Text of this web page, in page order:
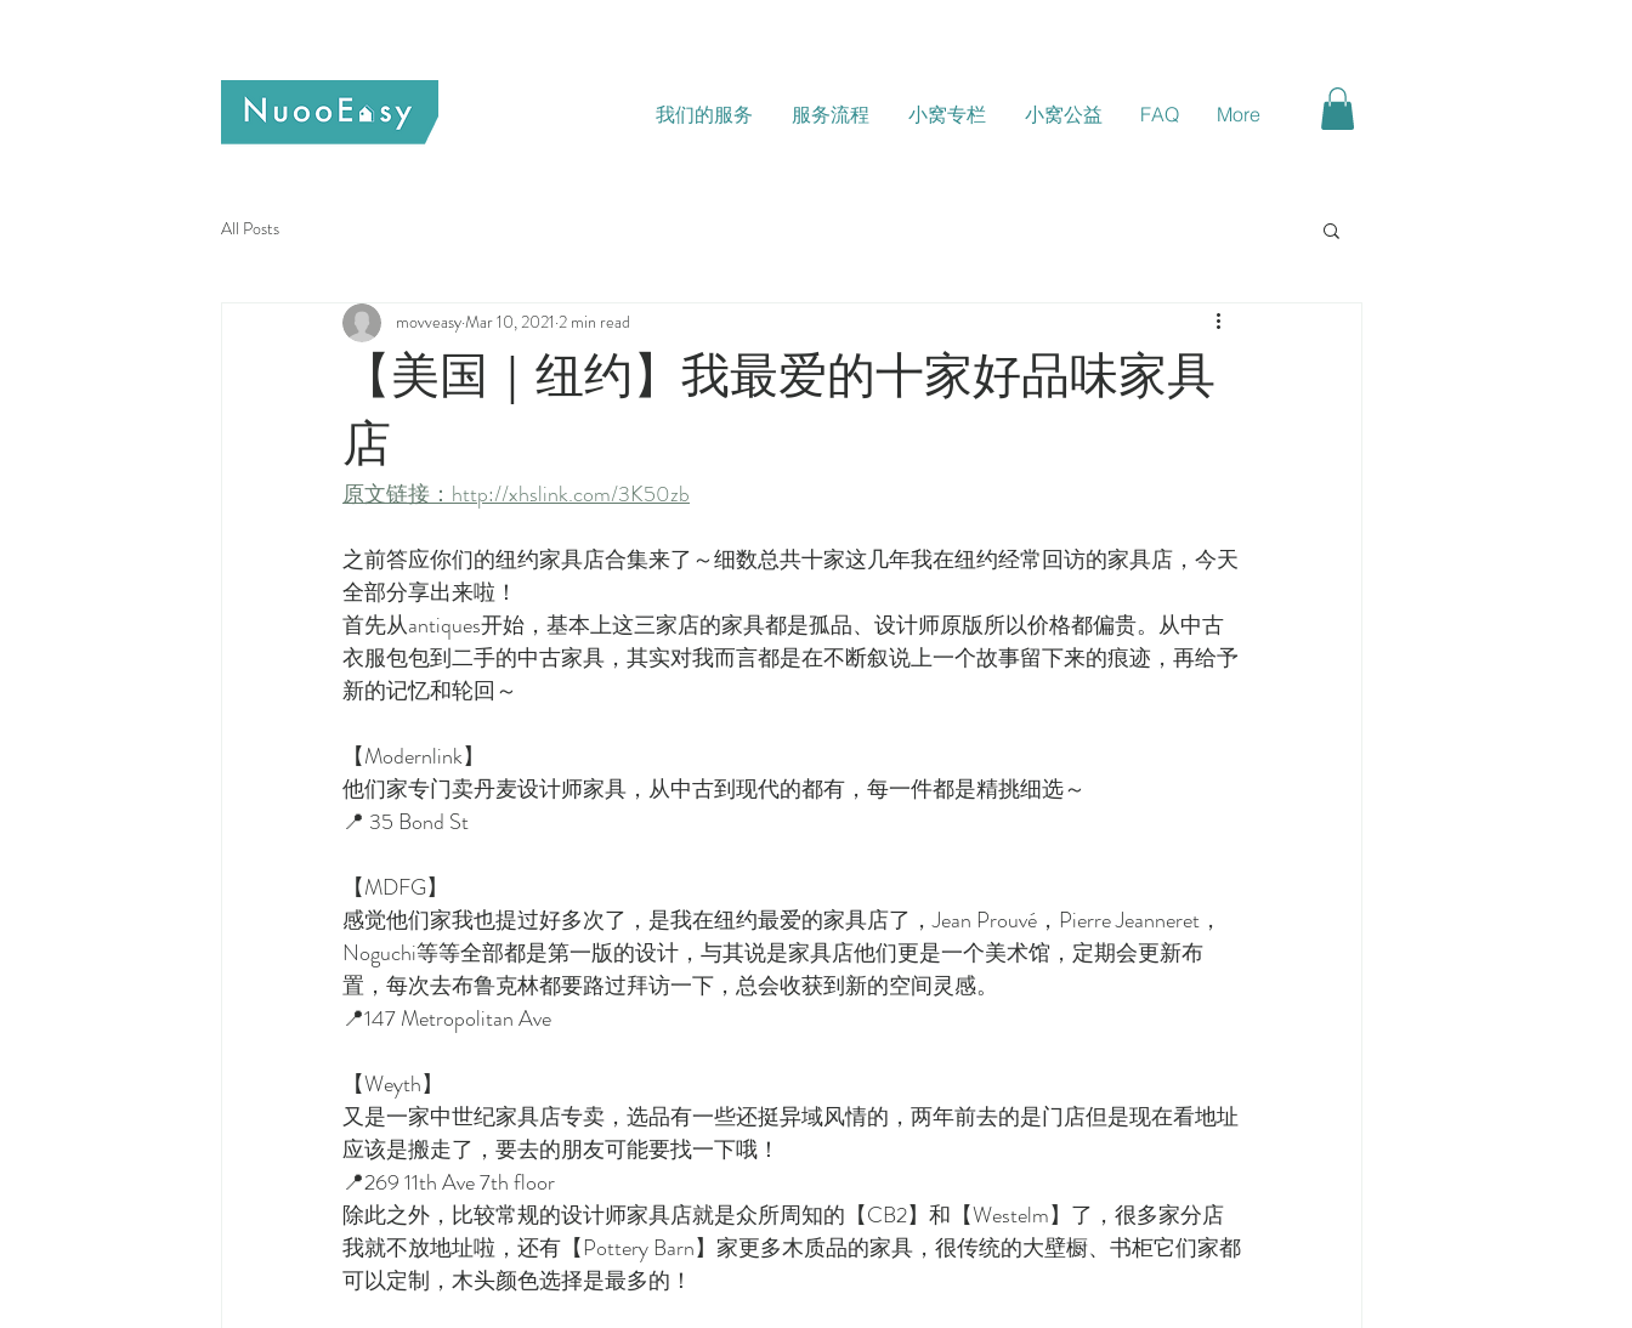
我们的服务 服务流程 小窝专栏 小窝公益 FAQ More
All Posts
【美国｜纽约】我最爱的十家好品味家具
店
movveasyMar 10, 2021 2 min read
原文链接：http://xhslink.com/3K50zb
之前答应你们的纽约家具店合集来了～细数总共十家这几年我在纽约经常回访的家具店，今天
全部分享出来啦！
首先从antiques开始，基本上这三家店的家具都是孤品、设计师原版所以价格都偏贵。从中古
衣服包包到二手的中古家具，其实对我而言都是在不断叙说上一个故事留下来的痕迹，再给予
新的记忆和轮回～
【Modernlink】
他们家专门卖丹麦设计师家具，从中古到现代的都有，每一件都是精挑细选～
📍 35 Bond St
【MDFG】
感觉他们家我也提过好多次了，是我在纽约最爱的家具店了，Jean Prouvé，Pierre Jeanneret，
Noguchi等等全部都是第一版的设计，与其说是家具店他们更是一个美术馆，定期会更新布
置，每次去布鲁克林都要路过拜访一下，总会收获到新的空间灵感。
📍147 Metropolitan Ave
【Weyth】
又是一家中世纪家具店专卖，选品有一些还挺异域风情的，两年前去的是门店但是现在看地址
应该是搬走了，要去的朋友可能要找一下哦！
📍269 11th Ave 7th floor
除此之外，比较常规的设计师家具店就是众所周知的【CB2】和【Westelm】了，很多家分店
我就不放地址啦，还有【Pottery Barn】家更多木质品的家具，很传统的大壁橱、书柜它们家都
可以定制，木头颜色选择是最多的！